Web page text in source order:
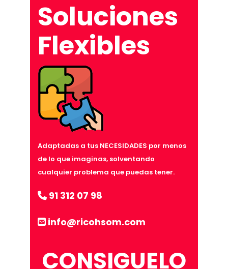
Soluciones
Flexibles
Adaptadas a tus NECESIDADES por menos
de lo que imaginas, solventando
cualquier problema que puedas tener.
91 312 07 98
info@ricohsom.com
CONSIGUELO